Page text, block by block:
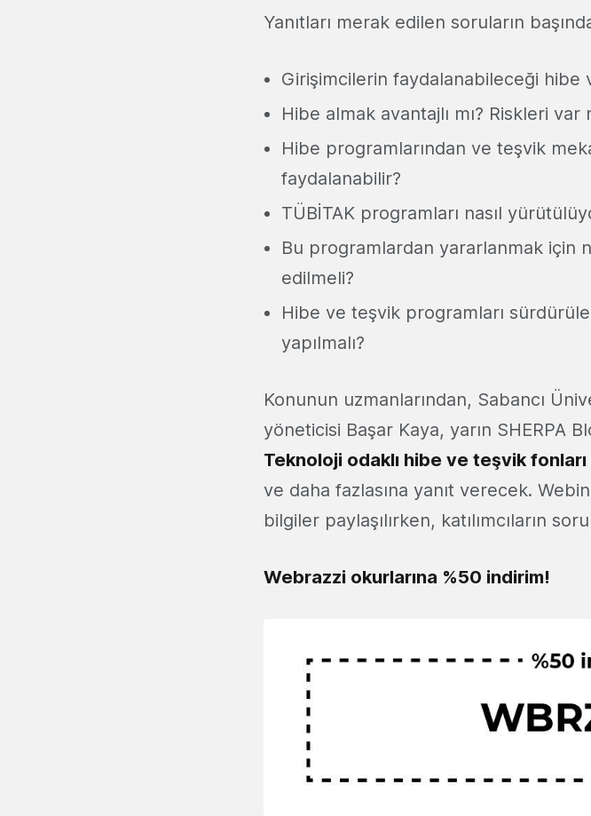
Yanıtları merak edilen soruların
Girişimcilerin faydalanabileceği hibe
Hibe almak avantajlı mı? Riskleri
Hibe programlarından ve teşvik
faydalanabilir?
TÜBİTAK programları nasıl
Bu programlardan yararlanmak için
edilmeli?
Hibe ve teşvik programları
yapılmalı?
Konunun uzmanlarından, Sabancı
yöneticisi Başar Kaya, yarın SHERPA
Teknoloji odaklı hibe ve teşvik
ve daha fazlasına yanıt verecek.
bilgiler paylaşılırken, katılımcıların
Webrazzi okurlarına %50 indirim!